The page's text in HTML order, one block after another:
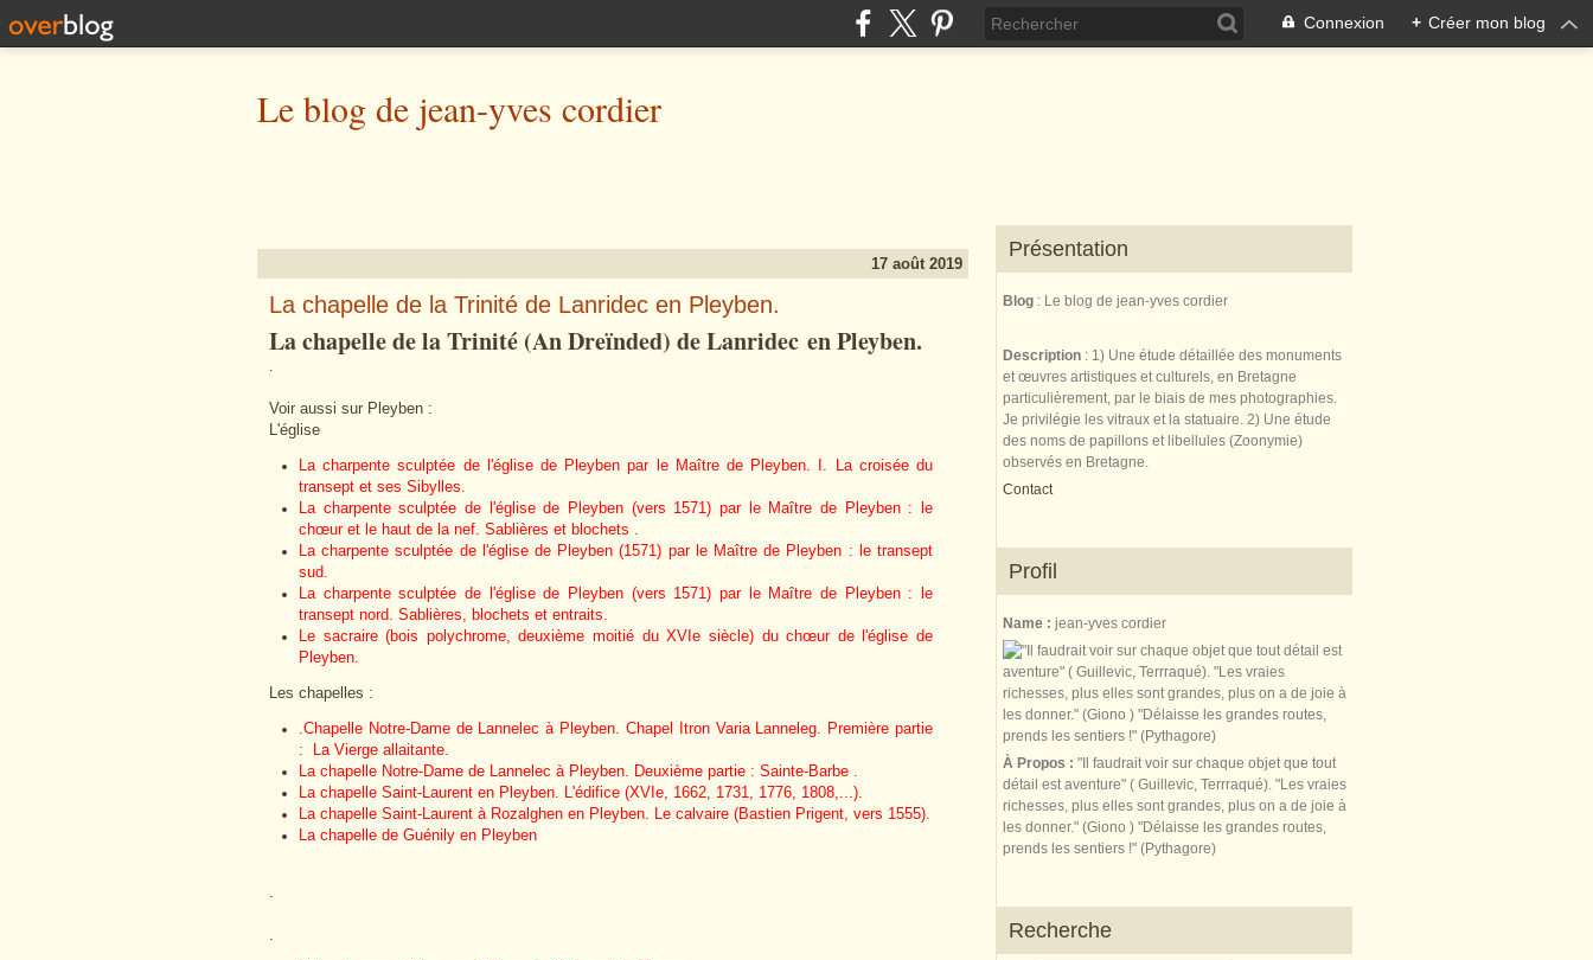
Connexion + Créer mon blog
Le blog de jean-yves cordier
17 août 2019
La chapelle de la Trinité de Lanridec en Pleyben.
La chapelle de la Trinité (An Dreïnded) de Lanridec en Pleyben.
.
Voir aussi sur Pleyben :
L'église
La charpente sculptée de l'église de Pleyben par le Maître de Pleyben. I. La croisée du
transept et ses Sibylles.
La charpente sculptée de l'église de Pleyben (vers 1571) par le Maître de Pleyben : le
chœur et le haut de la nef. Sablières et blochets .
La charpente sculptée de l'église de Pleyben (1571) par le Maître de Pleyben : le transept
sud.
La charpente sculptée de l'église de Pleyben (vers 1571) par le Maître de Pleyben : le
transept nord. Sablières, blochets et entraits.
Le sacraire (bois polychrome, deuxième moitié du XVIe siècle) du chœur de l'église de
Pleyben.
Les chapelles :
.Chapelle Notre-Dame de Lannelec à Pleyben. Chapel Itron Varia Lanneleg. Première partie
: La Vierge allaitante.
La chapelle Notre-Dame de Lannelec à Pleyben. Deuxième partie : Sainte-Barbe .
La chapelle Saint-Laurent en Pleyben. L'édifice (XVIe, 1662, 1731, 1776, 1808,...).
La chapelle Saint-Laurent à Rozalghen en Pleyben. Le calvaire (Bastien Prigent, vers 1555).
La chapelle de Guénily en Pleyben
.
.
Présentation
Blog : Le blog de jean-yves cordier
Description : 1) Une étude détaillée des monuments
et œuvres artistiques et culturels, en Bretagne
particulièrement, par le biais de mes photographies.
Je privilégie les vitraux et la statuaire. 2) Une étude
des noms de papillons et libellules (Zoonymie)
observés en Bretagne.
Contact
Profil
Name : jean-yves cordier
À Propos : "Il faudrait voir sur chaque objet que tout
détail est aventure" ( Guillevic, Terrraqué). "Les vraies
richesses, plus elles sont grandes, plus on a de joie à
les donner." (Giono ) "Délaisse les grandes routes,
prends les sentiers !" (Pythagore)
Recherche